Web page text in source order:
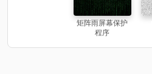
矩阵雨屏幕保护
程序